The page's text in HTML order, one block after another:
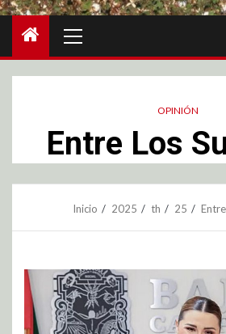
OPINIÓN
Entre Los
Inicio 2025 th 25